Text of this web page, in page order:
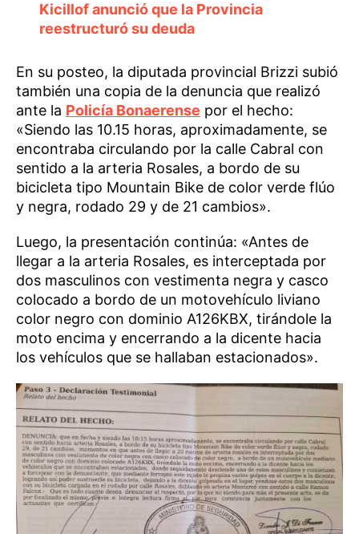
Kicillof anunció que la Provincia
reestructuró su deuda
En su posteo, la diputada provincial Brizzi subió
también una copia de la denuncia que realizó
ante la Policía Bonaerense por el hecho:
«Siendo las 10.15 horas, aproximadamente, se
encontraba circulando por la calle Cabral con
sentido a la arteria Rosales, a bordo de su
bicicleta tipo Mountain Bike de color verde flúo
y negra, rodado 29 y de 21 cambios».
Luego, la presentación continúa: «Antes de
llegar a la arteria Rosales, es interceptada por
dos masculinos con vestimenta negra y casco
colocado a bordo de un motovehículo liviano
color negro con dominio A126KBX, tirándole la
moto encima y encerrando a la dicente hacia
los vehículos que se hallaban estacionados».